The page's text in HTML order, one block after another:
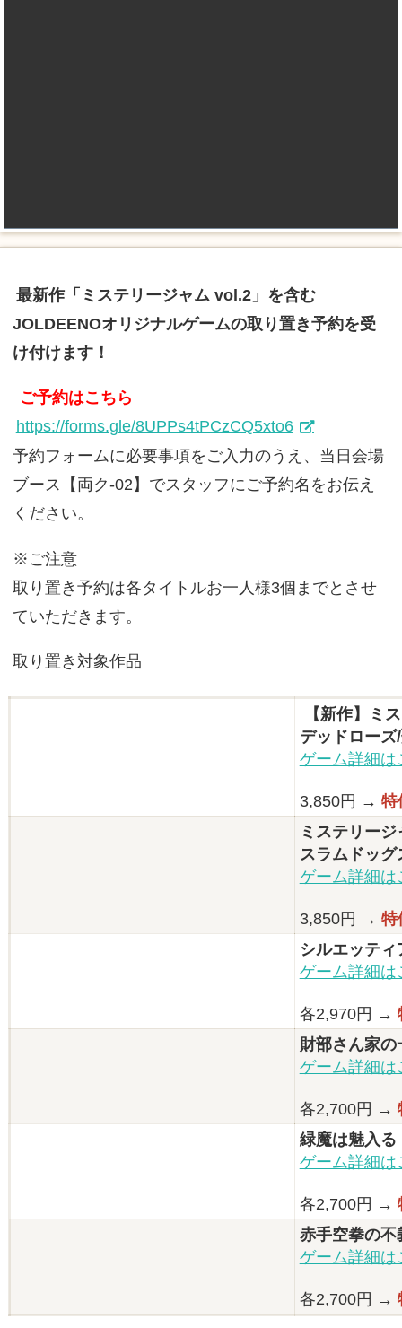
最新作「ミステリージャム vol.2」を含む
JOLDEENOオリジナルゲームの取り置き予約を受
け付けます！
ご予約はこちら
https://forms.gle/8UPPs4tPCzCQ5xto6
予約フォームに必要事項をご入力のうえ、当日会場
ブース【両ク-02】でスタッフにご予約名をお伝え
ください。
※ご注意
取り置き予約は各タイトルお一人様3個までとさせ
ていただきます。
取り置き対象作品
【新作】ミ
デッドローズ
ゲーム詳細は
3,850円 → 特
ミステリー
スラムドッ
ゲーム詳細は
3,850円 → 特
シルエッティ
ゲーム詳細は
各2,970円 →
財部さん家の
ゲーム詳細は
各2,700円 →
緑魔は魅入る
ゲーム詳細は
各2,700円 →
赤手空拳の不
ゲーム詳細は
各2,700円 →